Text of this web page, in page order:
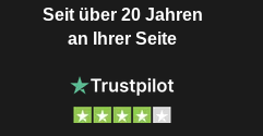
Seit über 20 Jahren
an Ihrer Seite